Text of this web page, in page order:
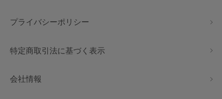
プライバシーポリシー
特定商取引法に基づく表示
会社情報